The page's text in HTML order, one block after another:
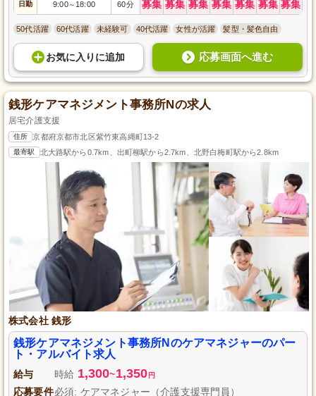
日勤 9:00～ 18:00 60分 募集 募集 募集 募集 募集 募集 募集
50代活躍 60代活躍 未経験可 40代活躍 女性が活躍 髪型・髪色自由
お気に入り に追加 応募画面へ進む
銭形ケアマネジメント事務所Nの求人
居宅介護支援
住所 京都府京都市北区紫竹東高縄町13-2
最寄駅 北大路駅から0.7km、出町柳駅から2.7km、北野白梅町駅から2.8km
株式会社 銭形
銭形ケアマネジメント事務所Nのケアマネジャーのパー
ト・アルバイト求人
給与 時給 1,300~1,350 円
応募要件必須: ケアマネジャー（介護支援専門員）